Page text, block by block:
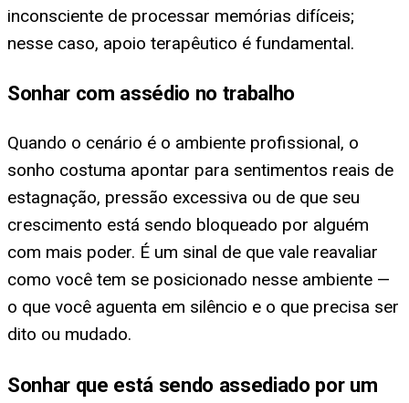
inconsciente de processar memórias difíceis;
nesse caso, apoio terapêutico é fundamental.
Sonhar com assédio no trabalho
Quando o cenário é o ambiente profissional, o
sonho costuma apontar para sentimentos reais de
estagnação, pressão excessiva ou de que seu
crescimento está sendo bloqueado por alguém
com mais poder. É um sinal de que vale reavaliar
como você tem se posicionado nesse ambiente —
o que você aguenta em silêncio e o que precisa ser
dito ou mudado.
Sonhar que está sendo assediado por um